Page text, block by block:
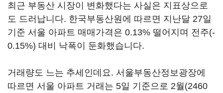
최근 부동산 시장이 변화했다는 사실은 지표상으로
도 드러납니다. 한국부동산원에 따르면 지난달 27일
기준 서울 아파트 매매가격은 0.13% 떨어지며 전주(-
0.15%) 대비 낙폭이 둔화했습니다.
거래량도 느는 추세인데요. 서울부동산정보광장에
따르면 서울 아파트 거래는 5일 기준으로 2월(2460